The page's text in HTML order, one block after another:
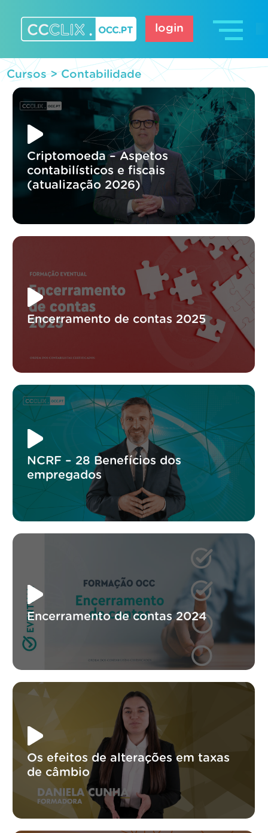
content
login
Cursos >Contabilidade
Criptomoeda – Aspetos
contabilísticos e fiscais
(atualização 2026)
Encerramento de contas 2025
NCRF – 28 Benefícios dos
empregados
Encerramento de contas 2024
Os efeitos de alterações em taxas
de câmbio